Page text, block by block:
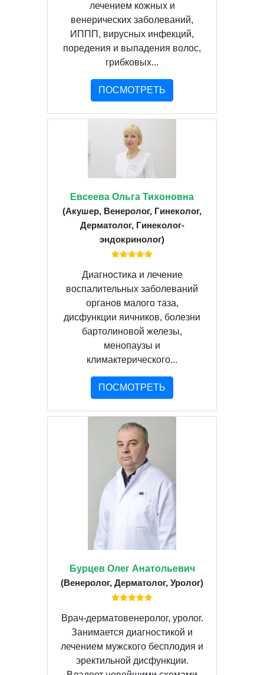
лечением кожных и
венерических заболеваний,
ИППП, вирусных инфекций,
поредения и выпадения волос,
грибковых...
ПОСМОТРЕТЬ
Евсеева Ольга Тихоновна
(Акушер, Венеролог, Гинеколог,
Дерматолог, Гинеколог-
эндокринолог)
Диагностика и лечение
воспалительных заболеваний
органов малого таза,
дисфункции яичников, болезни
бартолиновой железы,
менопаузы и
климактерического...
ПОСМОТРЕТЬ
Бурцев Олег Анатольевич
(Венеролог, Дерматолог, Уролог)
Врач-дерматовенеролог, уролог.
Занимается диагностикой и
лечением мужского бесплодия и
эректильной дисфункции.